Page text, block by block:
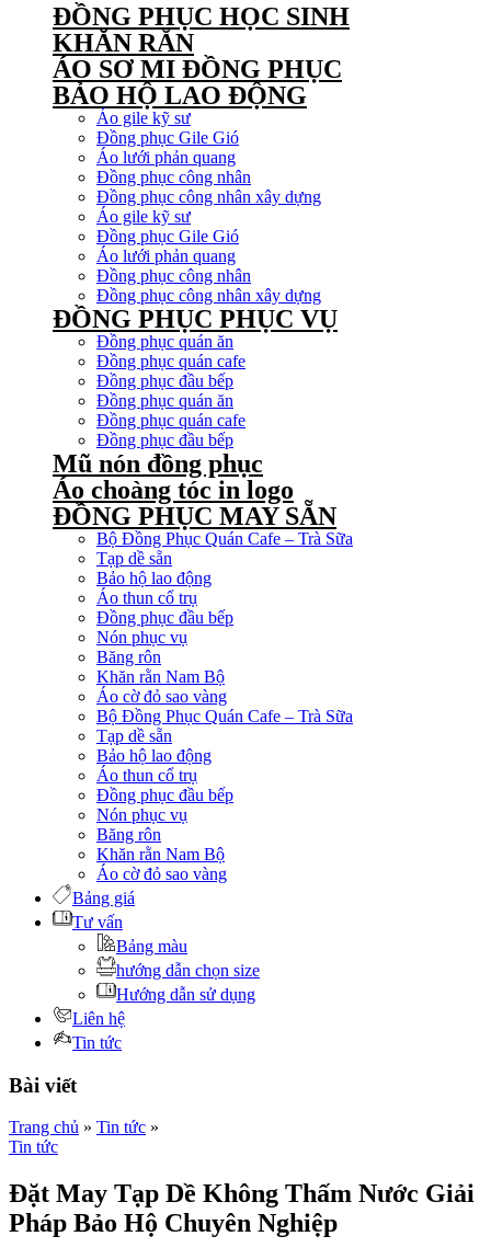
ĐỒNG PHỤC HỌC SINH
KHĂN RẰN
ÁO SƠ MI ĐỒNG PHỤC
BẢO HỘ LAO ĐỘNG
Áo gile kỹ sư
Đồng phục Gile Gió
Áo lưới phản quang
Đồng phục công nhân
Đồng phục công nhân xây dựng
Áo gile kỹ sư
Đồng phục Gile Gió
Áo lưới phản quang
Đồng phục công nhân
Đồng phục công nhân xây dựng
ĐỒNG PHỤC PHỤC VỤ
Đồng phục quán ăn
Đồng phục quán cafe
Đồng phục đầu bếp
Đồng phục quán ăn
Đồng phục quán cafe
Đồng phục đầu bếp
Mũ nón đồng phục
Áo choàng tóc in logo
ĐỒNG PHỤC MAY SẴN
Bộ Đồng Phục Quán Cafe – Trà Sữa
Tạp dề sẵn
Bảo hộ lao động
Áo thun cổ trụ
Đồng phục đầu bếp
Nón phục vụ
Băng rôn
Khăn rằn Nam Bộ
Áo cờ đỏ sao vàng
Bộ Đồng Phục Quán Cafe – Trà Sữa
Tạp dề sẵn
Bảo hộ lao động
Áo thun cổ trụ
Đồng phục đầu bếp
Nón phục vụ
Băng rôn
Khăn rằn Nam Bộ
Áo cờ đỏ sao vàng
Bảng giá
Tư vấn
Bảng màu
hướng dẫn chọn size
Hướng dẫn sử dụng
Liên hệ
Tin tức
Bài viết
Trang chủ » Tin tức »
Tin tức
Đặt May Tạp Dề Không Thấm Nước Giải
Pháp Bảo Hộ Chuyên Nghiệp